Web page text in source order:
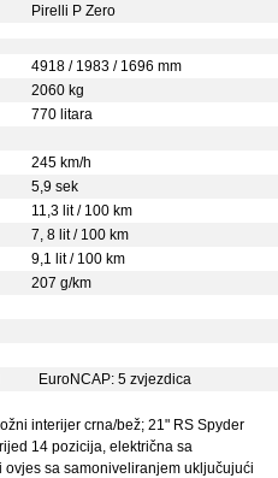
Pirelli P Zero
4918 / 1983 / 1696 mm
2060 kg
770 litara
245 km/h
5,9 sek
11,3 lit / 100 km
7, 8 lit / 100 km
9,1 lit / 100 km
207 g/km
EuroNCAP: 5 zvjezdica
interijer crna/bež; 21" RS Spyder
14 pozicija, električna sa
sa samoniveliranjem uključujući